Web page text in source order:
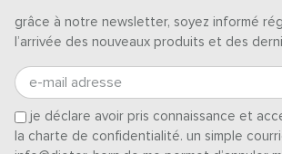
grâce à notre newsletter, soyez informé
l’arrivée des nouveaux produits et des
e-mail adresse
je déclare avoir pris connaissance et
la charte de confidentialité. un simple